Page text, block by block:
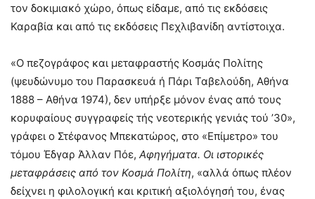
τον δοκιμιακό χώρο, όπως είδαμε, από τις εκδόσεις
Καραβία και από τις εκδόσεις Πεχλιβανίδη αντίστοιχα.
«Ο πεζογράφος και μεταφραστής Κοσμάς Πολίτης
(ψευδώνυμο του Παρασκευά ή Πάρι Ταβελούδη, Αθήνα
1888 – Αθήνα 1974), δεν υπήρξε μόνον ένας από τους
κορυφαίους συγγραφείς τής νεοτερικής γενιάς τού ’30»,
γράφει ο Στέφανος Μπεκατώρος, στο «Επίμετρο» του
τόμου Έδγαρ Άλλαν Πόε, Αφηγήματα. Οι ιστορικές
μεταφράσεις από τον Κοσμά Πολίτη, «αλλά όπως πλέον
δείχνει η φιλολογική και κριτική αξιολόγησή του, ένας